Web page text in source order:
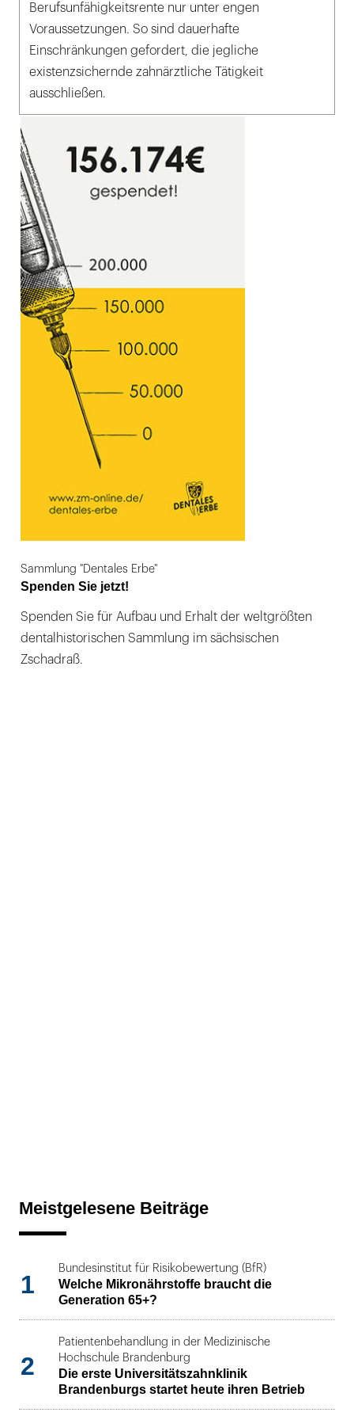
Berufsunfähigkeitsrente nur unter engen
Voraussetzungen. So sind dauerhafte
Einschränkungen gefordert, die jegliche
existenzsichernde zahnärztliche Tätigkeit
ausschließen.
Sammlung "Dentales Erbe"
Spenden Sie jetzt!
Spenden Sie für Aufbau und Erhalt der weltgrößten
dentalhistorischen Sammlung im sächsischen
Zschadraß.
Meistgelesene Beiträge
1
Bundesinstitut für Risikobewertung (BfR)
Welche Mikronährstoffe braucht die
Generation 65+?
2
Patientenbehandlung in der Medizinische
Hochschule Brandenburg
Die erste Universitätszahnklinik
Brandenburgs startet heute ihren Betrieb